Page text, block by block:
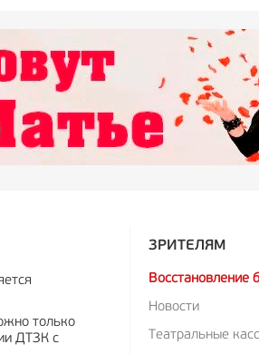
только
ДТЗК с
ЗРИТЕЛЯМ
Восстановление
Новости
Театральные